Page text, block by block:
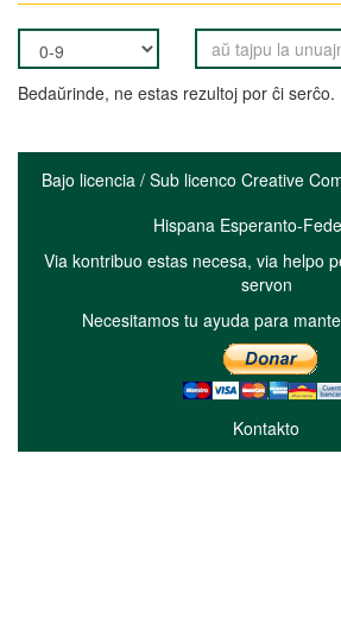
Bedaŭrinde, ne estas rezultoj por ĉi serĉo.
Bajo licencia / Sub licenco Creative
Hispana Esperanto-
Via kontribuo estas necesa, via helpo
servon
Necesitamos tu ayuda para
Kontakto